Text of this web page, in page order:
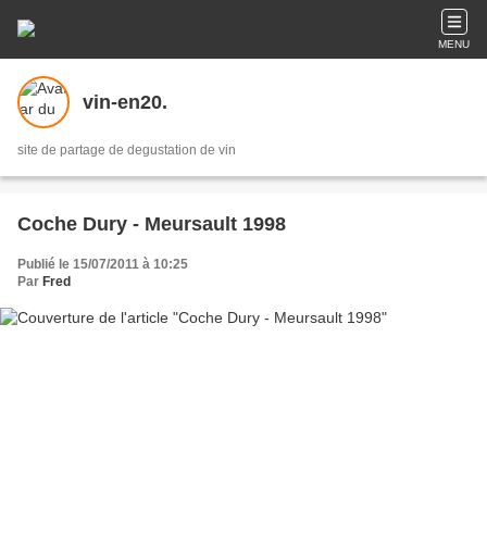
MENU
vin-en20.
site de partage de degustation de vin
Coche Dury - Meursault 1998
Publié le 15/07/2011 à 10:25
Par Fred